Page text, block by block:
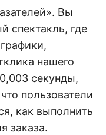
Вы
спектакль, где
нашего
секунды,
пользователи
как выполнить
заказа.